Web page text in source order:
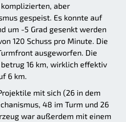
aber
gespeist. Es konnte auf
um -5 Grad gesenkt werden
120 Schuss pro Minute. Die
ausgeworfen. Die
16 km, wirklich effektiv
6 km.
mit sich (26 in dem
48 im Turm und 26
war außerdem mit einem